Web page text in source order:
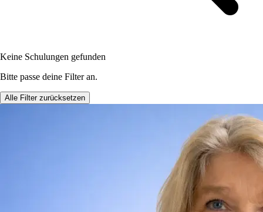
Keine Schulungen gefunden
Bitte passe deine Filter an.
Alle Filter zurücksetzen